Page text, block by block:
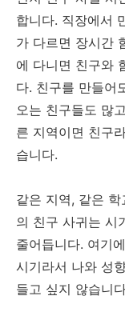
합니다. 직장에서
가 다르면 장시간
에 다니면 친구와
다. 친구를 만들어
오는 친구들도 많
른 지역이면 친구
습니다.
같은 지역, 같은
의 친구 사귀는 시
줄어듭니다. 여기
시기라서 나와 성
들고 싶지 않습니